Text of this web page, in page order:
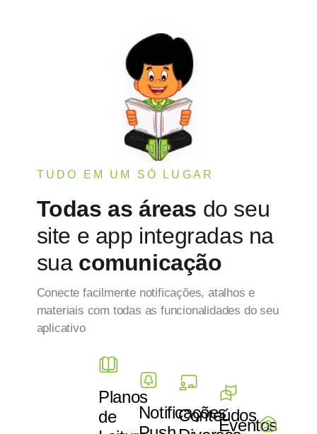
Todas as áreas do seu
site e app integradas na
sua comunicação
Conecte facilmente notificações, atalhos e
materiais com todas as funcionalidades do seu
aplicativo
Planos
de
Notificações
Conteúdos
Eventos